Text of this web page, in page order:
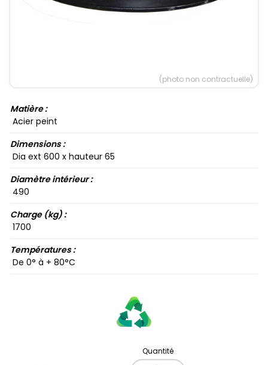
(photo non contractuelle)
Matière :
Acier peint
Dimensions :
Dia ext 600​ x hauteur 65​
Diamètre intérieur :
490​
Charge (kg) :
1700​
Températures :
De 0​° à + 80​°C
Quantité